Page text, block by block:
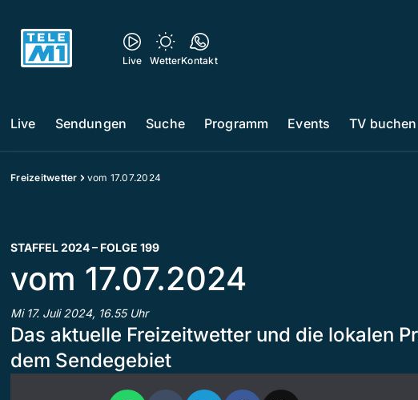
Live WetterKontakt
Live Sendungen Suche Programm Events TV buchen
Freizeitwetter vom 17.07.2024
STAFFEL 2024 – FOLGE 199
vom 17.07.2024
Mi 17. Juli 2024, 16.55 Uhr
Das aktuelle Freizeitwetter und die lokalen
dem Sendegebiet